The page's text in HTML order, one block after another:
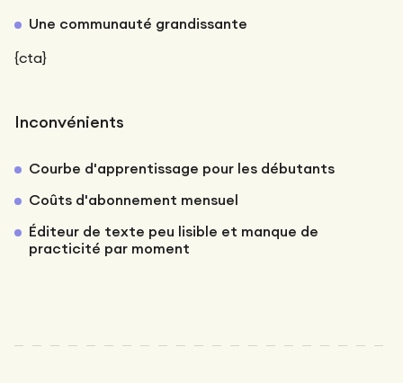
Une communauté grandissante
{cta}
Inconvénients
Courbe d'apprentissage pour les débutants
Coûts d'abonnement mensuel
Éditeur de texte peu lisible et manque de
practicité par moment